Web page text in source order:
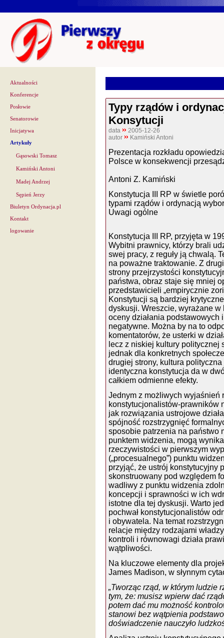
Aktualności
Konferencje
Posłowie
Senatorowie
Inicjatywa
Artykuły
Gąsowski Tomasz
Kamiński Antoni
Madej Andrzej
Sępień Jerzy
Biuletyn Ordynacja.pl
Kontakt
logowanie
Typy rządów i
Konsytucji
data
2005-12-26
autor
Kamiński Antoni
Prezentacja rozkładu
Polsce w konsekwencji
Antoni Z. Kamiński
Konstytucja III RP w świetle
typami rządów i ordynacją
Uwagi ogólne
Konstytucja III RP, przyjęta w
Wybitni prawnicy, którzy brali
swej pracy, z reguły ją chwalą.
na poważne traktowanie. Z
strony przejrzystości
państwa, obraz staje się mniej
przedstawicieli „empirycznie
Konstytucji są bardziej
dyskusji. Wreszcie, wyrażane
oceny działania
negatywne. Można by na to
komentatorów, że usterki w
lecz z niskiej kultury politycznej
jednak dla konkretnych
drugiej strony, kultura
identyczna konstytucja da w
całkiem odmienne efekty.
Jednym z możliwych wyjaśnień
konstytucjonalistów-prawników
jak rozwiązania ustrojowe
spójność rozstrzygnięć
sposobie patrzenia na państwo
punktem widzenia, mogą
rzeczywistości w pierwszym
(„procesualnego”) punktu
przyjąć, że ustrój konstytucyjny
skonstruowany pod względem
wadliwy z punktu widzenia
koncepcji i sprawności w ich
istotne dla tej dyskusji. Warto
pochwał konstytucjonalistów
i obywatela. Na temat
relacje między rodzajami
kontroli i równowagi działa
wątpliwości.
Na kluczowe elementy dla
James Madison, w słynnym
„Tworząc rząd, w którym ludzie
tym, że: musisz wpierw dać
potem dać mu możność
stanowi bez wątpienia
doświadczenie nauczyło